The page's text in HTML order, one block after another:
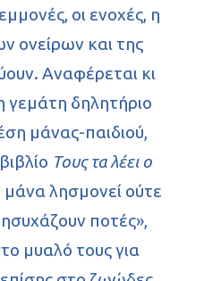
οι ενοχές, η
ονείρων και της
Αναφέρεται κι
γεμάτη δηλητήριο
μάνας-παιδιού,
Τους τα λέει ο
λησμονεί ούτε
ησυχάζουν ποτές»,
μυαλό τους για